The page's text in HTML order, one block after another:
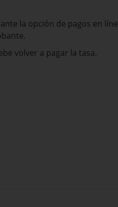
la opción de pagos en
volver a pagar la tasa.